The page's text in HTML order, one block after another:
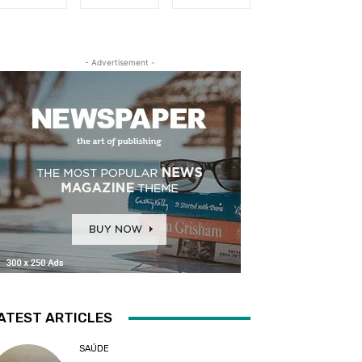
- Advertisement -
ARTICLES
SAÚDE